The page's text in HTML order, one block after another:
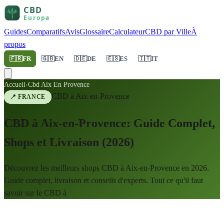
GuidesComparatifsAvisGlossaireCalculateurCBD par VilleÀ
propos
🇫🇷FR 🇬🇧EN 🇩🇪DE 🇪🇸ES 🇮🇹IT
Accueil›Cbd Aix En Provence
📍FRANCE CBD à Aix-en-Provence
CBD à Aix-en-Provence: Guide Complet,
Shops et Livraison (2026)
Découvrez les meilleurs shops CBD à Aix-en-Provence en 2026.
Guide complet, livraison et conseils d'experts. Tout ce qu'il faut
savoir sur le CBD à